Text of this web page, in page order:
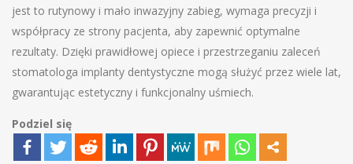
jest to rutynowy i mało inwazyjny zabieg, wymaga precyzji i
współpracy ze strony pacjenta, aby zapewnić optymalne
rezultaty. Dzięki prawidłowej opiece i przestrzeganiu zaleceń
stomatologa implanty dentystyczne mogą służyć przez wiele lat,
gwarantując estetyczny i funkcjonalny uśmiech.
Podziel się